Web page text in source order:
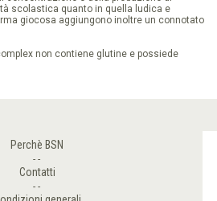
scolastica quanto in quella ludica e
giocosa aggiungono inoltre un connotato
non contiene glutine e possiede
Perchè BSN
Contatti